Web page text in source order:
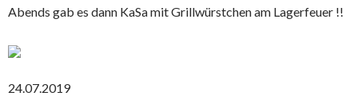
Abends gab es dann KaSa mit Grillwürstchen am Lagerfeuer !!
24.07.2019